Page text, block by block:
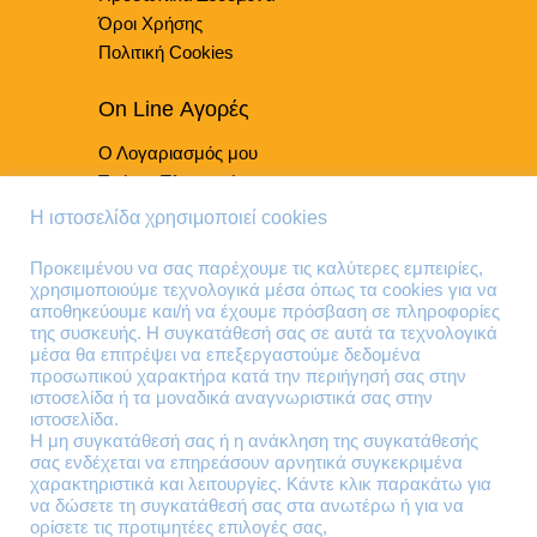
προϊόντος
Όροι Χρήσης
Πολιτική Cookies
On Line Αγορές
Ο Λογαριασμός μου
Τρόποι Πληρωμής
Τρόποι Παράδοσης
Τηλέφωνα Επικοινωνίας
210 41 13 636
210 41 13 280
Διεύθυνση
Θηβών 220
Άγιος Ιωάννης
Ρέντης
Η ιστοσελίδα χρησιμοποιεί cookies
Προκειμένου να σας παρέχουμε τις καλύτερες εμπειρίες,
χρησιμοποιούμε τεχνολογικά μέσα όπως τα cookies για να
αποθηκεύουμε και/ή να έχουμε πρόσβαση σε πληροφορίες
της συσκευής. Η συγκατάθεσή σας σε αυτά τα τεχνολογικά
μέσα θα επιτρέψει να επεξεργαστούμε δεδομένα
προσωπικού χαρακτήρα κατά την περιήγησή σας στην
ιστοσελίδα ή τα μοναδικά αναγνωριστικά σας στην
ιστοσελίδα.
Η μη συγκατάθεσή σας ή η ανάκληση της συγκατάθεσής
σας ενδέχεται να επηρεάσουν αρνητικά συγκεκριμένα
χαρακτηριστικά και λειτουργίες. Κάντε κλικ παρακάτω για
να δώσετε τη συγκατάθεσή σας στα ανωτέρω ή για να
ορίσετε τις προτιμητέες επιλογές σας,